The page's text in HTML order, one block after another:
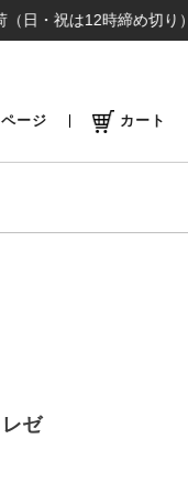
は12時締め切り）
ージ カート
ゼ